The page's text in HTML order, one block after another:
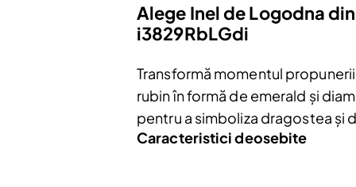
Alege Inel de Logodna
i3829RbLGdi
Transformă momentul
rubin în formă de emerald și
pentru a simboliza dragostea și
Caracteristici deosebite